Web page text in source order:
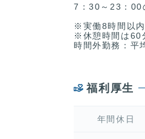
7：30～23：00
※実働8時間以内
※休憩時間は60
時間外勤務：平
福利厚生
年間休日